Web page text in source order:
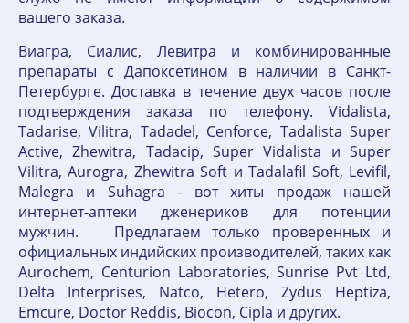
вашего заказа.
Виагра, Сиалис, Левитра и комбинированные
препараты с Дапоксетином в наличии в Санкт-
Петербурге. Доставка в течение двух часов после
подтверждения заказа по телефону. Vidalista,
Tadarise, Vilitra, Tadadel, Cenforce, Tadalista Super
Active, Zhewitra, Tadacip, Super Vidalista и Super
Vilitra, Aurogra, Zhewitra Soft и Tadalafil Soft, Levifil,
Malegra и Suhagra - вот хиты продаж нашей
интернет-аптеки дженериков для потенции
мужчин. Предлагаем только проверенных и
официальных индийских производителей, таких как
Aurochem, Centurion Laboratories, Sunrise Pvt Ltd,
Delta Interprises, Natco, Hetero, Zydus Heptiza,
Emcure, Doctor Reddis, Biocon, Cipla и других.